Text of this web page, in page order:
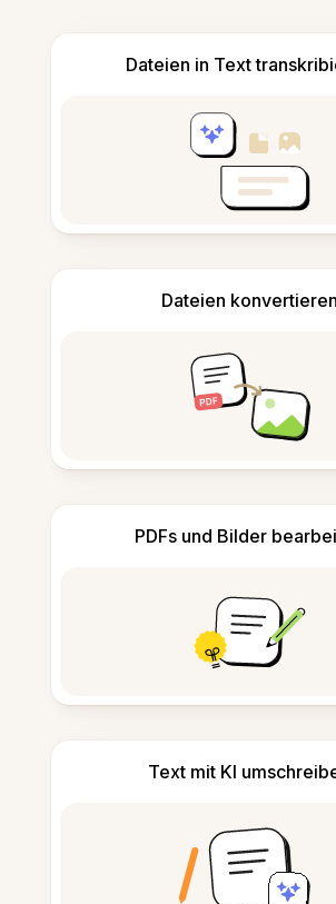
Dateien in Text
Dateien konvertieren
PDFs und Bilder
Text mit KI